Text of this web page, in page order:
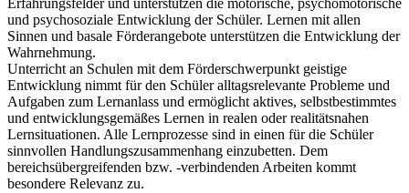
Erfahrungsfelder und unterstützen die motorische, psychomotorische
und psychosoziale Entwicklung der Schüler. Lernen mit allen
Sinnen und basale Förderangebote unterstützen die Entwicklung der
Wahrnehmung.
Unterricht an Schulen mit dem Förderschwerpunkt geistige
Entwicklung nimmt für den Schüler alltagsrelevante Probleme und
Aufgaben zum Lernanlass und ermöglicht aktives, selbstbestimmtes
und entwicklungsgemäßes Lernen in realen oder realitätsnahen
Lernsituationen. Alle Lernprozesse sind in einen für die Schüler
sinnvollen Handlungszusammenhang einzubetten. Dem
bereichsübergreifenden bzw. -verbindenden Arbeiten kommt
besondere Relevanz zu.